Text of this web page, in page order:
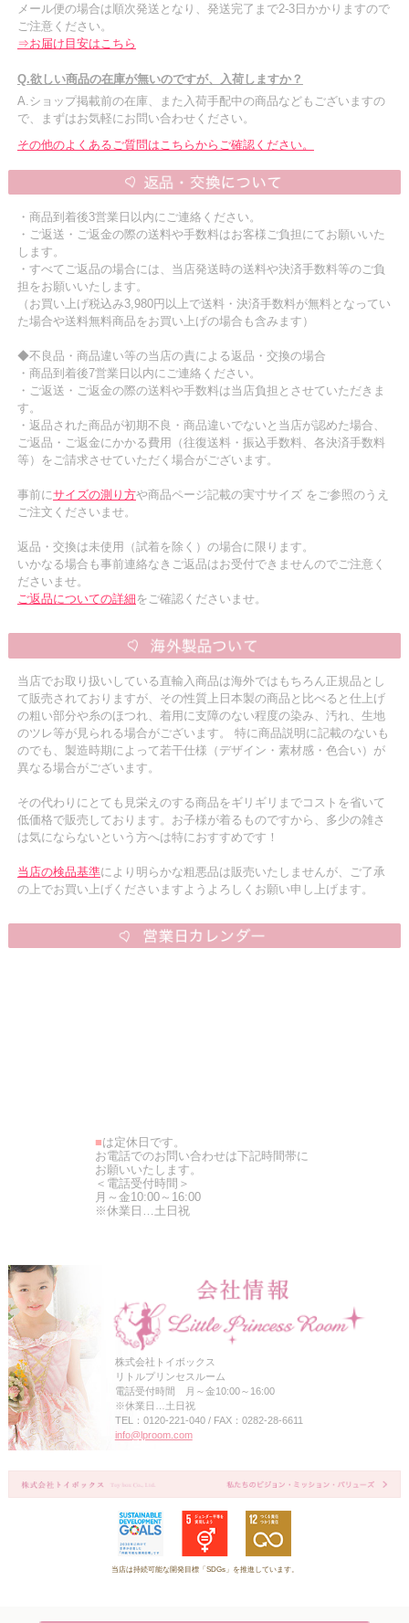
メール便の場合は順次発送となり、発送完了まで2-3日かかりますので
ご注意ください。
⇒お届け目安はこちら
Q.欲しい商品の在庫が無いのですが、入荷しますか？
A.ショップ掲載前の在庫、また入荷手配中の商品などもございますの
で、まずはお気軽にお問い合わせください。
その他のよくあるご質問はこちらからご確認ください。
・商品到着後3営業日以内にご連絡ください。
・ご返送・ご返金の際の送料や手数料はお客様ご負担にてお願いいた
します。
・すべてご返品の場合には、当店発送時の送料や決済手数料等のご負
担をお願いいたします。
（お買い上げ税込み3,980円以上で送料・決済手数料が無料となってい
た場合や送料無料商品をお買い上げの場合も含みます）
◆不良品・商品違い等の当店の責による返品・交換の場合
・商品到着後7営業日以内にご連絡ください。
・ご返送・ご返金の際の送料や手数料は当店負担とさせていただきま
す。
・返品された商品が初期不良・商品違いでないと当店が認めた場合、
ご返品・ご返金にかかる費用（往復送料・振込手数料、各決済手数料
等）をご請求させていただく場合がございます。
事前にサイズの測り方や商品ページ記載の実寸サイズ をご参照のうえ
ご注文くださいませ。
返品・交換は未使用（試着を除く）の場合に限ります。
いかなる場合も事前連絡なきご返品はお受付できませんのでご注意く
ださいませ。
ご返品についての詳細をご確認くださいませ。
当店でお取り扱いしている直輸入商品は海外ではもちろん正規品とし
て販売されておりますが、その性質上日本製の商品と比べると仕上げ
の粗い部分や糸のほつれ、着用に支障のない程度の染み、汚れ、生地
のツレ等が見られる場合がございます。 特に商品説明に記載のないも
のでも、製造時期によって若干仕様（デザイン・素材感・色合い）が
異なる場合がございます。
その代わりにとても見栄えのする商品をギリギリまでコストを省いて
低価格で販売しております。お子様が着るものですから、多少の雑さ
は気にならないという方へは特におすすめです！
当店の検品基準により明らかな粗悪品は販売いたしませんが、ご了承
の上でお買い上げくださいますようよろしくお願い申し上げます。
■は定休日です。
お電話でのお問い合わせは下記時間帯に
お願いいたします。
＜電話受付時間＞
月～金10:00～16:00
※休業日…土日祝
株式会社トイボックス
リトルプリンセスルーム
電話受付時間 月～金10:00～16:00
※休業日…土日祝
TEL：0120-221-040 / FAX：0282-28-6611
info@lproom.com
当店は持続可能な開発目標「SDGs」を推進しています。